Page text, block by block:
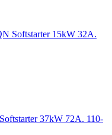
Softstarter 15kW 32A.
37kW 72A. 110-